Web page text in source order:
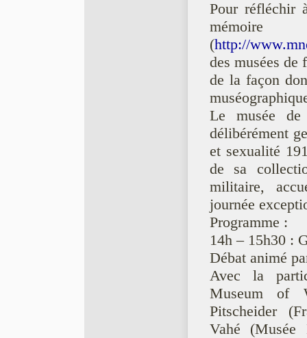
Pour réfléchir
mémoire
(http://
des musées de
de la façon
Le musée de
délibérément
et sexualité
de sa
militaire,
journée
Programme :
14h – 15h30 :
Débat animé
Avec la
Museum of
Pitscheider
Vahé (Musée